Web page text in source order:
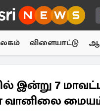
விளையாட்டு
இன்று 7